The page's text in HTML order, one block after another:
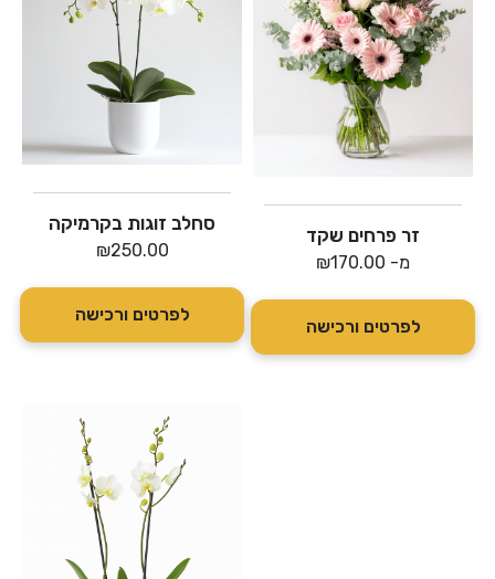
זר פרחים שקד
מ- ₪170.00
לפרטים ורכישה
סחלב זוגות בקרמיקה
₪250.00
לפרטים ורכישה